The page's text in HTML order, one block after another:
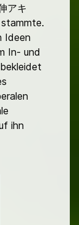
アキ
Ideen
In- und
ihn